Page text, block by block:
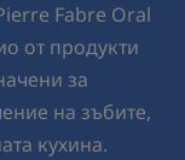
Fabre Oral
от продукти
за
на зъбите,
кухина.